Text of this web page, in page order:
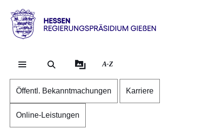
Direkt zum Kopf der
Direkt zum Inhalt
Direkt zum Fuß der
Hessen
RP
A-Z
Öffentl. Bekanntmachungen Karriere
Online-Leistungen